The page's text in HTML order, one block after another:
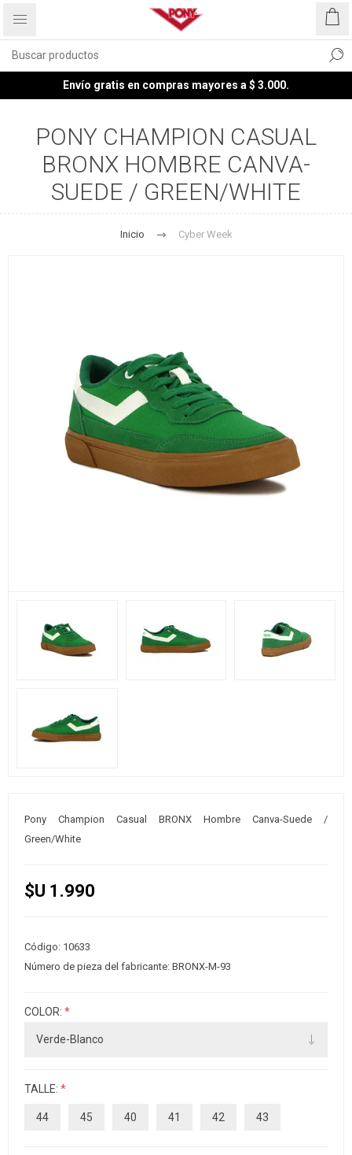
Envío gratis en compras mayores a $ 3.000.
PONY CHAMPION CASUAL
BRONX HOMBRE CANVA-
SUEDE / GREEN/WHITE
Inicio Cyber Week
Pony Champion Casual BRONX Hombre Canva-Suede /
Green/White
$U 1.990
Código: 10633
Número de pieza del fabricante: BRONX-M-93
COLOR: *
TALLE: *
44 45 40 41 42 43